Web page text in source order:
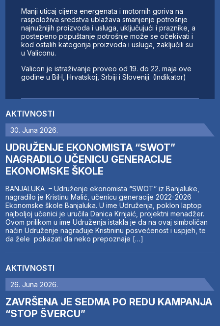
AKTIVNOSTI
30. Juna 2026.
UDRUŽENJE EKONOMISTA “SWOT”
NAGRADILO UČENICU GENERACIJE
EKONOMSKE ŠKOLE
BANJALUKA – Udruženje ekonomista “SWOT” iz Banjaluke,
nagradilo je Kristinu Malić, učenicu generacije 2022-2026
Ekonomske škole Banjaluka. U ime Udruženja, poklon laptop
najboljoj učenici je uručila Danica Krnjaić, projektni menadžer.
Ovom prilikom u ime Udruženja istakla je da na ovaj simboličan
način Udruženje nagrađuje Kristininu posvećenost i uspjeh, te
da žele pokazati da neko prepoznaje […]
AKTIVNOSTI
26. Juna 2026.
ZAVRŠENA JE SEDMA PO REDU KAMPANJA
“STOP ŠVERCU”
Manji uticaj cijena energenata i motornih goriva na
raspoloživa sredstva ublažava smanjenje potrošnje
najnužnijih proizvoda i usluga, uključujući i praznike, a
postepeno popuštanje potrošnje može se očekivati ​​i
kod ostalih kategorija proizvoda i usluga, zaključili su
u Valiconu.
Valicon je istraživanje proveo od 19. do 22. maja ove
godine u BiH, Hrvatskoj, Srbiji i Sloveniji. (Indikator)